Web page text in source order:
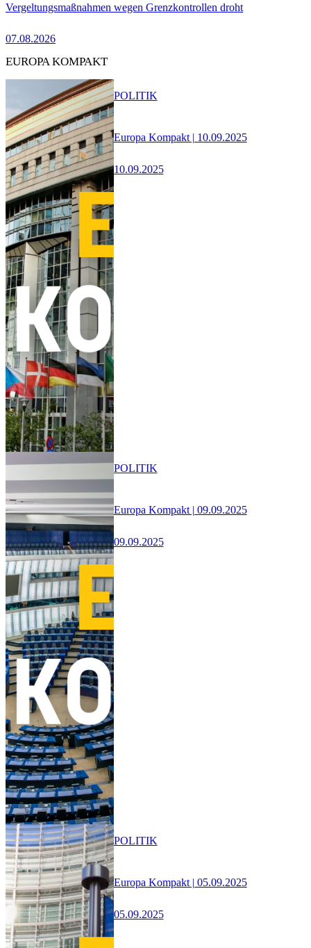
Vergeltungsmaßnahmen wegen Grenzkontrollen droht
07.08.2026
EUROPA KOMPAKT
Europa Kompakt | 10.09.2025
10.09.2025
POLITIK
Europa Kompakt | 09.09.2025
09.09.2025
POLITIK
Europa Kompakt | 05.09.2025
05.09.2025
POLITIK